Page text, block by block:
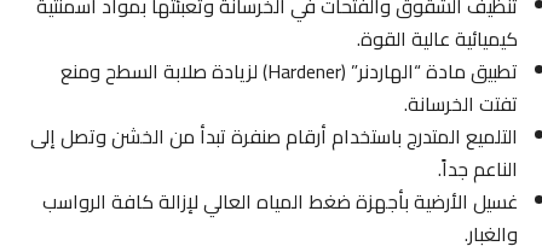
كيميائية عالية القوة.
تطبيق مادة “الهاردنر” (Hardener) لزيادة صلابة السطح ومنع
تفتت الخرسانة.
التلميع المتدرج باستخدام أرقام صنفرة تبدأ من الخشن وتصل إلى
الناعم جداً.
غسيل الأرضية بأجهزة ضغط المياه العالي لإزالة كافة الرواسب
والغبار.